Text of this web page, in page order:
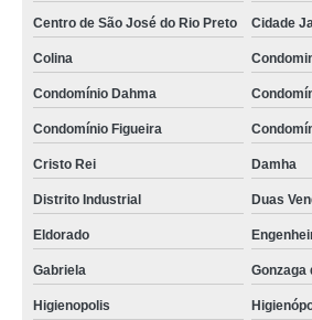
Centro de São José do Rio Preto Cidade
Colina
Condomínio Dahma
Condomínio Figueira
Cristo Rei Damha
Distrito Industrial Duas
Eldorado
Gabriela Gonzaga
Higienopolis